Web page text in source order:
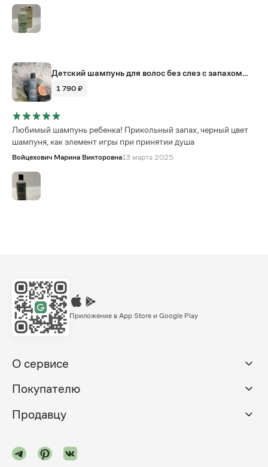
Детский шампунь для волос без слез с запахом
колы somelove, 250 мл
1 790 ₽
Любимый шампунь ребенка! Прикольный запах, черный цвет
шампуня, как элемент игры при принятии душа
Войцехович Марина Викторовна13 марта 2025
Приложение в App Store и Google Play
О сервисе
Покупателю
Продавцу